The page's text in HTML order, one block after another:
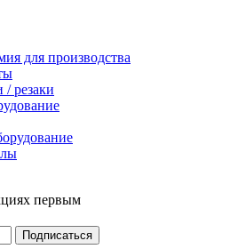
для производства
/ резаки
первым